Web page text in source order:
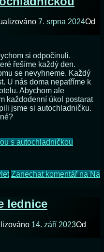
7. srpna 2024Od
si odpočinuli.
řešíme každý den.
se nevyhneme. Každý
U nás doma nepatříme k
Abychom ale
každodenní úkol postarat
jsme si autochladničku.
s autochladničkou
Zanechat komentářna Na
lednice
14. září 2023Od